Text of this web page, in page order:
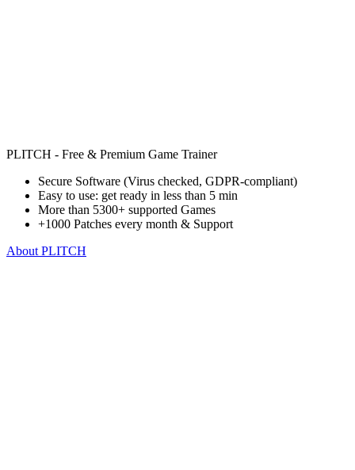
PLITCH - Free & Premium Game Trainer
Secure Software (Virus checked, GDPR-compliant)
Easy to use: get ready in less than 5 min
More than 5300+ supported Games
+1000 Patches every month & Support
About PLITCH